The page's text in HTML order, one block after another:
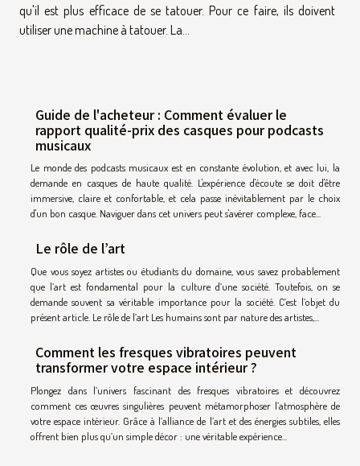
qu'il est plus efficace de se tatouer. Pour ce faire, ils doivent
utiliser une machine à tatouer. La...
Guide de l'acheteur : Comment évaluer le
rapport qualité-prix des casques pour podcasts
musicaux
Le monde des podcasts musicaux est en constante évolution, et avec lui, la
demande en casques de haute qualité. L'expérience d'écoute se doit d'être
immersive, claire et confortable, et cela passe inévitablement par le choix
d'un bon casque. Naviguer dans cet univers peut s'avérer complexe, face...
Le rôle de l’art
Que vous soyez artistes ou étudiants du domaine, vous savez probablement
que l’art est fondamental pour la culture d’une société. Toutefois, on se
demande souvent sa véritable importance pour la société. C’est l’objet du
présent article. Le rôle de l’art Les humains sont par nature des artistes,...
Comment les fresques vibratoires peuvent
transformer votre espace intérieur ?
Plongez dans l’univers fascinant des fresques vibratoires et découvrez
comment ces œuvres singulières peuvent métamorphoser l’atmosphère de
votre espace intérieur. Grâce à l’alliance de l’art et des énergies subtiles, elles
offrent bien plus qu’un simple décor : une véritable expérience...